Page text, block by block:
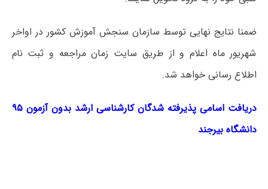
ضمنا نتایج نهایی توسط سازمان سنجش آموزش کشور در اواخر
شهریور ماه اعلام و از طریق سایت زمان مراجعه و ثبت نام
اطلاع رسانی خواهد شد.
دریافت اسامی پذیرفته شدگان کارشناسی ارشد بدون آزمون ۹۵
دانشگاه بیرجند